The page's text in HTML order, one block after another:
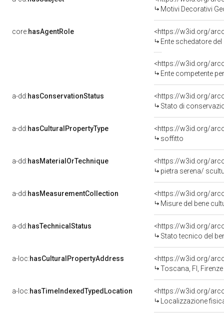
Motivi Decorativi
core:hasAgentRole
<https://w3id.org/
Ente schedatore del bene
<https://w3id.org/
Ente competente per tutela del
a-dd:hasConservationStatus
<https://w3id.org/
Stato di
a-dd:hasCulturalPropertyType
<https://w3id.org/
soffitto
a-dd:hasMaterialOrTechnique
<https://w3id.org/
pietra serena/
a-dd:hasMeasurementCollection
<https://w3id.org/
Misure del bene
a-dd:hasTechnicalStatus
<https://w3id.org/
Stato tecnico del
a-loc:hasCulturalPropertyAddress
<https://w3id.org/
Toscana, FI, Firenze
a-loc:hasTimeIndexedTypedLocation
<https://w3id.org/
Localizzazione